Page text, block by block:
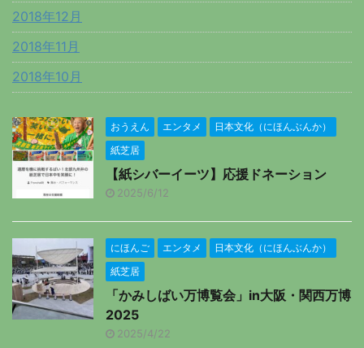
2018年12月
2018年11月
2018年10月
おうえん エンタメ
日本文化（にほんぶんか）
紙芝居
【紙シバーイーツ】応援ドネーション
2025/6/12
にほんご エンタメ
日本文化（にほんぶんか）
紙芝居
「かみしばい万博覧会」in大阪・関西万博
2025
2025/4/22